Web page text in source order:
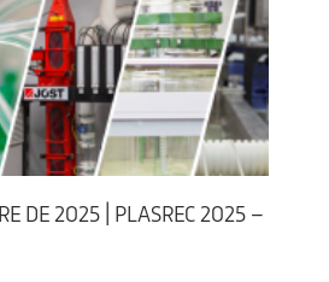
DE 2025 | PLASREC 2025 –